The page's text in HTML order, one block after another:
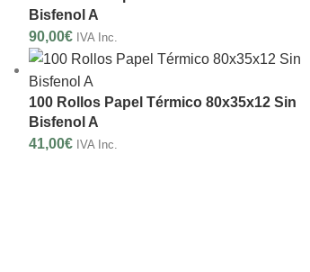
Bisfenol A
90,00€ IVA Inc.
100 Rollos Papel Térmico 80x35x12 Sin
Bisfenol A
41,00€ IVA Inc.